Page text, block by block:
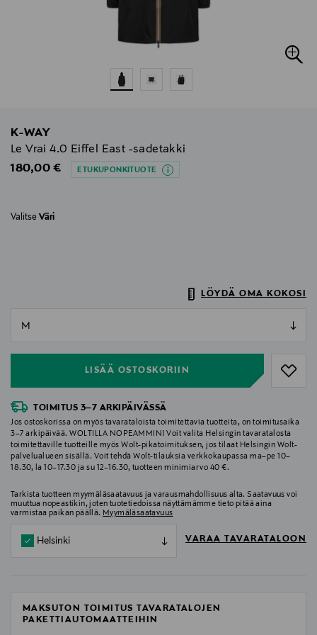
K-WAY
Le Vrai 4.0 Eiffel East -sadetakki
Original Price
180,00 € ETUKUPONKITUOTE
Valitse Väri
LÖYDÄ OMA KOKOSI
LISÄÄ OSTOSKORIIN
TOIMITUS 3–7 ARKIPÄIVÄSSÄ
Jos ostoskorissa on myös tavarataloista toimitettavia tuotteita, on toimitusaika
3–7 arkipäivää. WOLTILLA NOPEAMMIN! Voit valita Helsingin tavaratalosta
toimitettaville tuotteille myös Wolt-pikatoimituksen, jos tilaat Helsingin Wolt-
palvelualueen sisällä. Voit tehdä Wolt-tilauksia verkkokaupassa ma–pe 10–
18.30, la 10–17.30 ja su 12–16.30, tuotteen minimiarvo 40 €.
Tarkista tuotteen myymäläsaatavuus ja varausmahdollisuus alta. Saatavuus voi
muuttua nopeastikin, joten tuotetiedoissa näyttämämme tieto pitää aina
varmistaa paikan päällä. Myymäläsaatavuus
Helsinki VARAA TAVARATALOON
MAKSUTON TOIMITUS TAVARATALOJEN
PAKETTIAUTOMAATTEIHIN